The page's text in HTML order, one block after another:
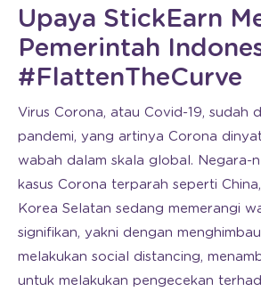
Upaya StickEarn
Pemerintah
#FlattenTheCurve
Virus Corona, atau Covid-19, sudah
pandemi, yang artinya Corona
wabah dalam skala global. Negara-
kasus Corona terparah seperti
Korea Selatan sedang memerangi
signifikan, yakni dengan
melakukan social distancing,
untuk melakukan pengecekan